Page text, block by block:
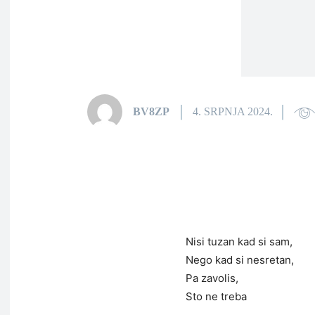
BV8ZP 4. SRPNJA 2024.
Nisi tuzan kad si sam,
Nego kad si nesretan,
Pa zavolis,
Sto ne treba